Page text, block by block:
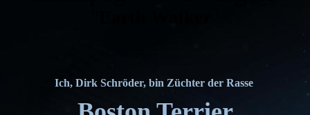
Ich, Dirk Schröder, bin Züchter der Rasse